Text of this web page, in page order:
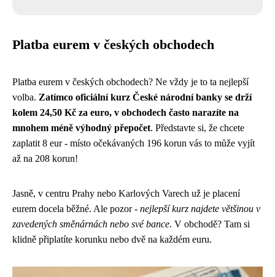
Platba eurem v českých obchodech
Platba eurem v českých obchodech? Ne vždy je to ta nejlepší
volba. Zatímco oficiální kurz České národní banky se drží
kolem 24,50 Kč za euro, v obchodech často narazíte na
mnohem méně výhodný přepočet. Představte si, že chcete
zaplatit 8 eur - místo očekávaných 196 korun vás to může vyjít
až na 208 korun!
Jasně, v centru Prahy nebo Karlových Varech už je placení
eurem docela běžné. Ale pozor - nejlepší kurz najdete většinou v
zavedených směnárnách nebo své bance. V obchodě? Tam si
klidně připlatíte korunku nebo dvě na každém euru.